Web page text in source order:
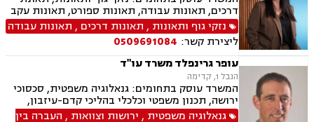
דרכים, תאונות עבודה, תאונות ספורט, תאונות עקב
רשלנות, תאונות תלמידים, ביטוח לאומי, גישור,
רשלנות רפואית הריון ולידה, ירושות וצוואות, ייפוי
כוח מתמשך, ביטוח סיעודי, נפגעי עבירה, בריאות
הנפש,
נזקי גוף ותאונות , תאונות דרכים , תאונות עבודה
ליצירת קשר: 0509691084
עופר גרינפלד משרד עו"ד
הנבל 1, קדימה
המשרד עוסק בתחומים: גנאלוגיה משפטית, סכסוכי
ירושה, תכנון משפטי וכלכלי בהליכי קדם-עיזבון,
ובהעברה בין-דורית
גנאלוגיה משפטית , ירושות וצוואות , העברה בין